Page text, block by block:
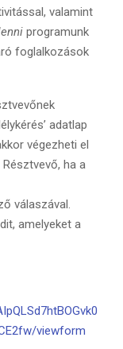
valamint
programunk
foglalkozások
adatlap
végezheti el
ha a
válaszával.
amelyeket a
viewform